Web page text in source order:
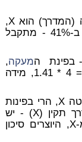
בו שיעור הבליטה (המדרך) הוא X,
מעקה,
המידה האלכסונית Y תהיה: 5.64 ס"מ = 4 * 1.41, מידה
בליטה X, הרי בפינות
מדרך תקין (X) - יש
י דריכה אופקיים גדולים פי 1.41 מ-X, היוצרים סיכון